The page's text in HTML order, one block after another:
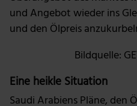
zu können und die Zugriffe
analysieren. Außerdem
deiner Verwendung unserer
Unsere Partner führen diese
möglicherweise mit weiteren
und Angebot wieder ins
und den Ölpreis
Bildquelle:
Eine heikle Situation
Saudi Arabiens Pläne, den